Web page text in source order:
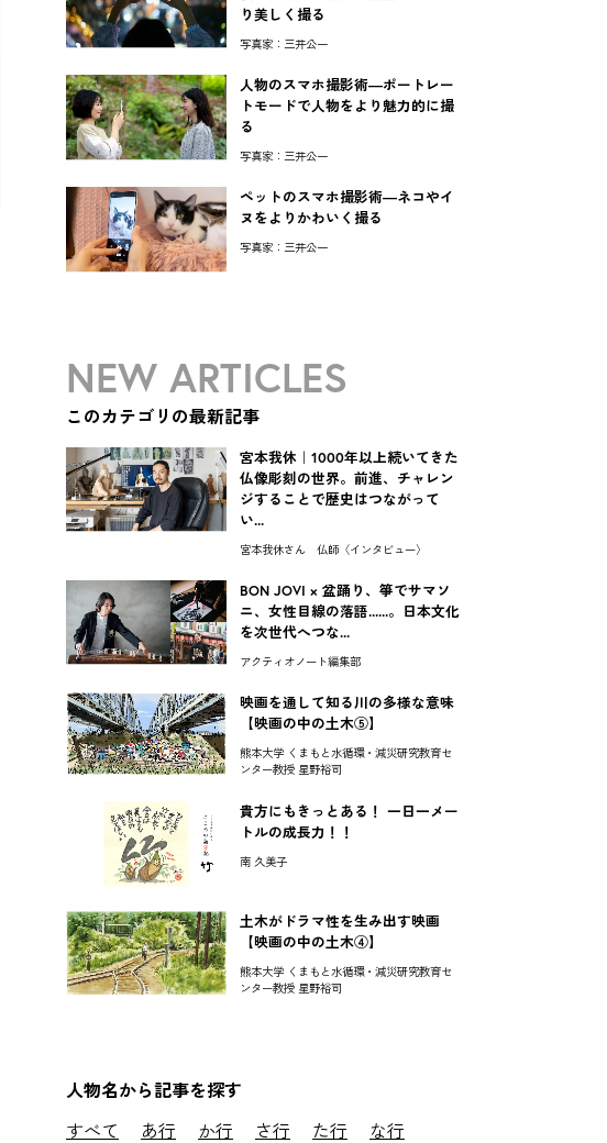
り美しく撮る
写真家：三井公一
人物のスマホ撮影術―ポートレー
トモードで人物をより魅力的に撮
る
写真家：三井公一
ペットのスマホ撮影術―ネコやイ
ヌをよりかわいく撮る
写真家：三井公一
NEW ARTICLES
このカテゴリの最新記事
宮本我休｜1000年以上続いてきた
仏像彫刻の世界。前進、チャレン
ジすることで歴史はつながって
い...
宮本我休さん 仏師〈インタビュー〉
BON JOVI × 盆踊り、箏でサマソ
ニ、女性目線の落語......。日本文化
を次世代へつな...
アクティオノート編集部
映画を通して知る川の多様な意味
【映画の中の土木⑤】
熊本大学 くまもと水循環・減災研究教育セ
ンター教授 星野裕司
貴方にもきっとある！ 一日一メー
トルの成長力！！
南 久美子
土木がドラマ性を生み出す映画
【映画の中の土木④】
熊本大学 くまもと水循環・減災研究教育セ
ンター教授 星野裕司
人物名から記事を探す
すべて あ行 か行 さ行 た行
な行